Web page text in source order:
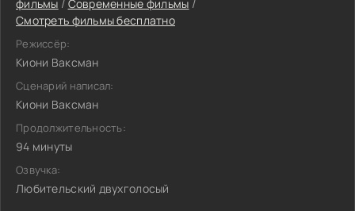
фильмы / Современные фильмы /
Смотреть фильмы бесплатно
Режиссёр:
Киони Ваксман
Сценарий написал:
Киони Ваксман
Продолжительность:
94 минуты
Озвучка:
Любительский двухголосый